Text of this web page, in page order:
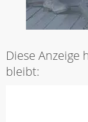
Diese
bleibt: